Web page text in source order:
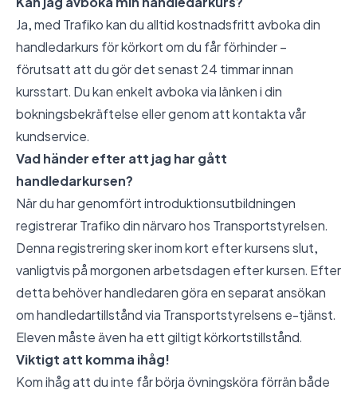
Ja, med Trafiko kan du alltid kostnadsfritt avboka din
handledarkurs för körkort om du får förhinder –
förutsatt att du gör det senast 24 timmar innan
kursstart. Du kan enkelt avboka via länken i din
bokningsbekräftelse eller genom att kontakta vår
kundservice.
Vad händer efter att jag har gått
handledarkursen?
När du har genomfört introduktionsutbildningen
registrerar Trafiko din närvaro hos Transportstyrelsen.
Denna registrering sker inom kort efter kursens slut,
vanligtvis på morgonen arbetsdagen efter kursen. Efter
detta behöver handledaren göra en separat ansökan
om handledartillstånd via Transportstyrelsens e-tjänst.
Eleven måste även ha ett giltigt körkortstillstånd.
Viktigt att komma ihåg!
Kom ihåg att du inte får börja övningsköra förrän både